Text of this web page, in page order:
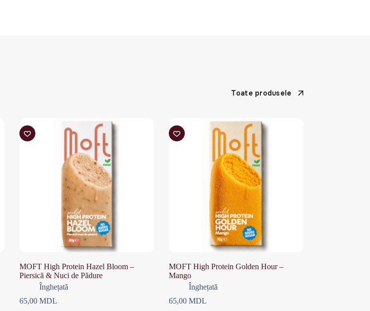
Toate produsele
MOFT High Protein Hazel Bloom –
Piersică & Nuci de Pădure
Înghețată
65,00 MDL
MOFT High Protein Golden Hour –
Mango
Înghețată
65,00 MDL